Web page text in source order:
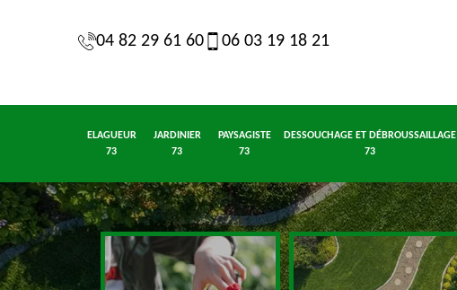
04 82 29 61 60 06 03 19 18 21
ELAGUEUR
73
JARDINIER
73
PAYSAGISTE
73
DESSOUCHAGE ET DÉBROUSSAILLAGE
73